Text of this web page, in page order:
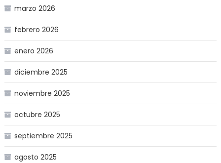
marzo 2026
febrero 2026
enero 2026
diciembre 2025
noviembre 2025
octubre 2025
septiembre 2025
agosto 2025